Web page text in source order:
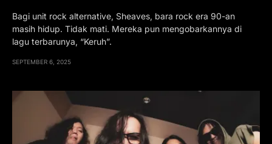
Bagi unit rock alternative, Sheaves, bara rock era 90-an
masih hidup. Tidak mati. Mereka pun mengobarkannya di
lagu terbarunya, “Keruh”.
SEPTEMBER 6, 2025